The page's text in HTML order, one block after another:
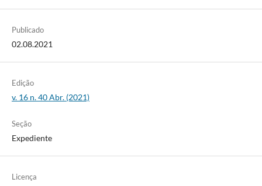
Publicado
02.08.2021
Edição
v. 16 n. 40 Abr. (2021)
Seção
Expediente
Licença